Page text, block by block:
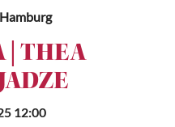
| THEA
12:00